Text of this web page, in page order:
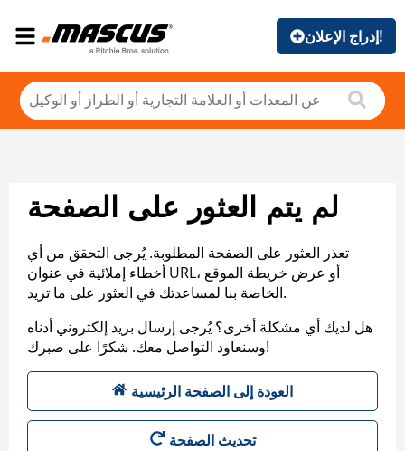
إدراج الإعلان!
لم يتم العثور على الصفحة
تعذر العثور على الصفحة المطلوبة. يُرجى التحقق من أي
أخطاء إملائية في عنوان URL، أو عرض خريطة الموقع
الخاصة بنا لمساعدتك في العثور على ما تريد.
هل لديك أي مشكلة أخرى؟ يُرجى إرسال بريد إلكتروني أدناه
وسنعاود التواصل معك. شكرًا على صبرك!
العودة إلى الصفحة الرئيسية
تحديث الصفحة